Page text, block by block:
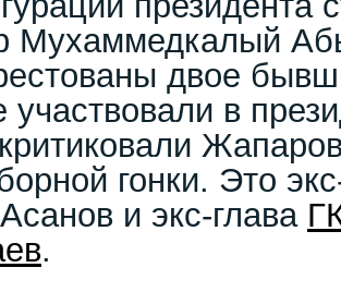
Мухаммедкалый
двое
участвовали в
гонки. Это
и экс-глава
.